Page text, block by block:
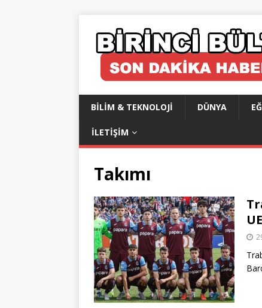
BILIM & TEKNOLOJI DÜNYA
İLETIŞIM
Takımı